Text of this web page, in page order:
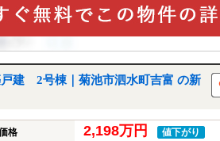
建 2号棟｜菊池市泗水町吉富 の新
格 2,198万円 値下がり